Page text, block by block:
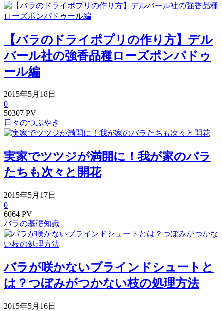
【バラのドライポプリの作り方】デル
バール社の強香品種ローズポンパドゥ
ール編
2015年5月18日
0
50307 PV
日々のつぶやき
実家でツツジが満開に！我が家のバラ
たちも次々と開花
2015年5月17日
0
6064 PV
バラの基礎知識
バラが咲かないブラインドシュートと
は？つぼみがつかない枝の処理方法
2015年5月16日